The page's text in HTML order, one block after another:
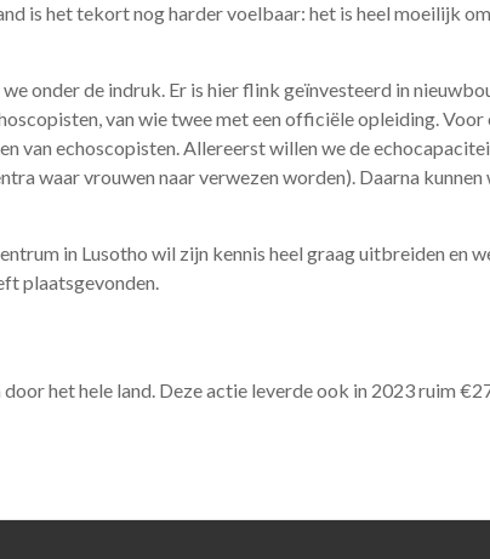
is het tekort nog harder voelbaar: het is heel moeilijk
onder de indruk. Er is hier flink geïnvesteerd in
van wie twee met een officiële opleiding. Voor
van echoscopisten. Allereerst willen we de
waar vrouwen naar verwezen worden). Daarna
in Lusotho wil zijn kennis heel graag uitbreiden en
plaatsgevonden.
het hele land. Deze actie leverde ook in 2023 ruim